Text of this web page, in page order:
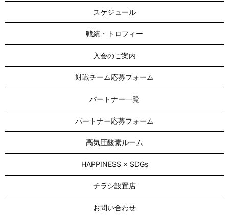
スケジュール
戦績・トロフィー
入会のご案内
対戦チーム応募フォーム
パートナー一覧
パートナー応募フォーム
高気圧酸素ルーム
HAPPINESS × SDGs
チラシ設置店
お問い合わせ